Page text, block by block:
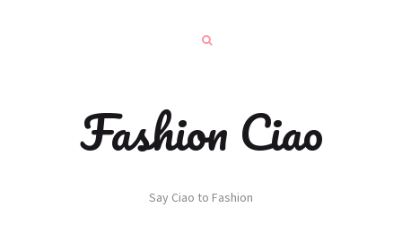
Fashion Ciao
Say Ciao to Fashion